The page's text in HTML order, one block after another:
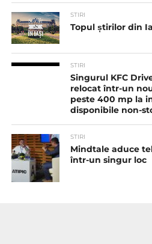
STIRI
Topul știrilor din
STIRI
Singurul KFC
relocat într-un
peste 400 mp la
disponibile non-
STIRI
Mindtale aduce
într-un singur loc